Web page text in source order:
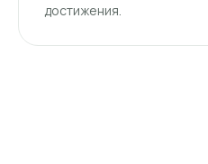
достижения.